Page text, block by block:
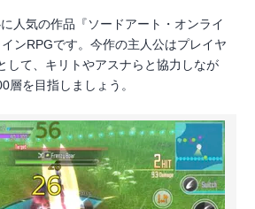
人気の作品『ソードアート・オンライ
ンRPGです。今作の主人公はプレイヤ
して、キリトやアスナらと協力しなが
層を目指しましょう。